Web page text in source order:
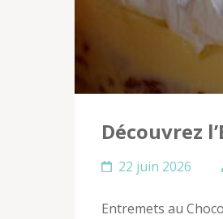
Découvrez
22 juin 2026
Entremets au